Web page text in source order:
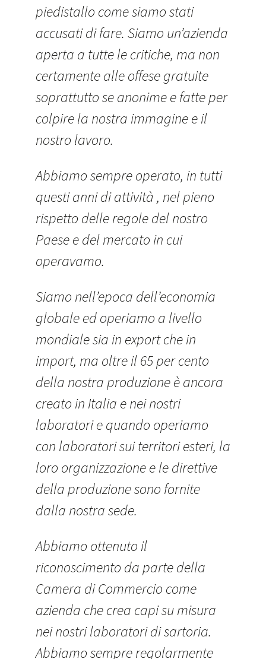
piedistallo come siamo stati
accusati di fare. Siamo un’azienda
aperta a tutte le critiche, ma non
certamente alle offese gratuite
soprattutto se anonime e fatte per
colpire la nostra immagine e il
nostro lavoro.
Abbiamo sempre operato, in tutti
questi anni di attività , nel pieno
rispetto delle regole del nostro
Paese e del mercato in cui
operavamo.
Siamo nell’epoca dell’economia
globale ed operiamo a livello
mondiale sia in export che in
import, ma oltre il 65 per cento
della nostra produzione è ancora
creato in Italia e nei nostri
laboratori e quando operiamo
con laboratori sui territori esteri, la
loro organizzazione e le direttive
della produzione sono fornite
dalla nostra sede.
Abbiamo ottenuto il
riconoscimento da parte della
Camera di Commercio come
azienda che crea capi su misura
nei nostri laboratori di sartoria.
Abbiamo sempre regolarmente